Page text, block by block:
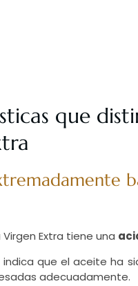
que
Extra tiene una
que el aceite ha
adecuadamente.